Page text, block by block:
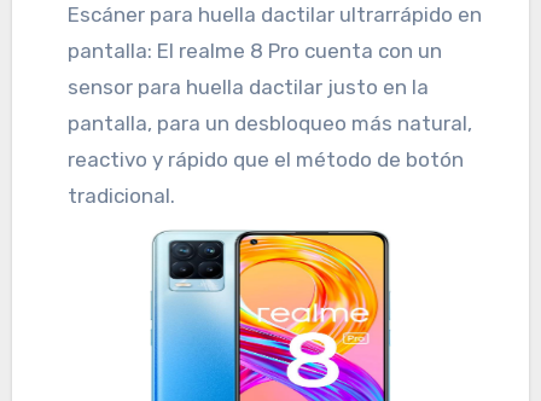
Escáner para huella dactilar ultrarrápido en
pantalla: El realme 8 Pro cuenta con un
sensor para huella dactilar justo en la
pantalla, para un desbloqueo más natural,
reactivo y rápido que el método de botón
tradicional.